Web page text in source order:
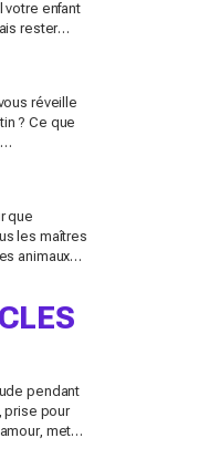
votre enfant
rester
la
réveille
? Ce que
que
les maîtres
animaux
pendant
prise pour
met